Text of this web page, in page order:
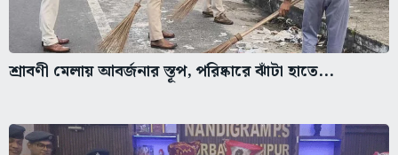
শ্রাবণী মেলায় আবর্জনার স্তূপ, পরিষ্কারে ঝাঁটা হাতে...